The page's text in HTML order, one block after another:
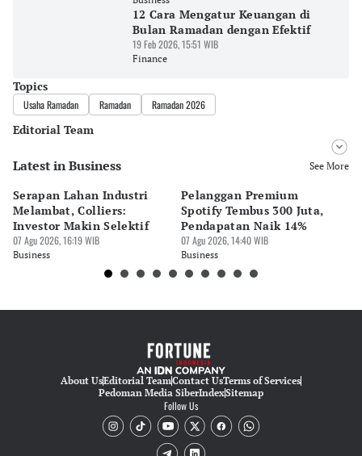
12 Cara Mengatur Keuangan di
Bulan Ramadan dengan Efektif
19 Feb 2026, 15:51 WIB
Finance
Topics
Usaha Ramadan Ramadan Ramadan 2026
Editorial Team
Editor
Editor
Tubagus Imam Satrio
Latest in Business See More
Serapan Lahan Industri
Melambat, Colliers:
Investor Makin Selektif
07 Agu 2026, 16:19 WIB
Business
Pelanggan Premium
Spotify Tembus 300 Juta,
Pendapatan Naik 14%
07 Agu 2026, 14:40 WIB
Business
About UsEditorial TeamContact UsTerms of Services
Pedoman Media SiberIndexSitemap
Follow Us